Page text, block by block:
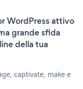
WordPress attivo
grande sfida
della tua
captivate, make e